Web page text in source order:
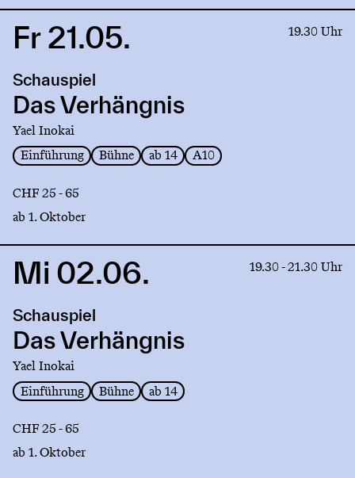
Link
Das
Verhängnis
Fr 21.05. 19.30 Uhr
Schauspiel
Das Verhängnis
Yael Inokai
Einführung
Bühne ab 14 A10
CHF 25 - 65
ab 1. Oktober
Link
Das
Verhängnis
Mi 02.06. 19.30 - 21.30 Uhr
Schauspiel
Das Verhängnis
Yael Inokai
Einführung
Bühne ab 14
CHF 25 - 65
ab 1. Oktober